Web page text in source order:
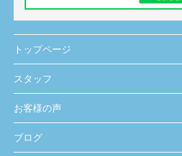
トップページ
スタッフ
お客様の声
ブログ